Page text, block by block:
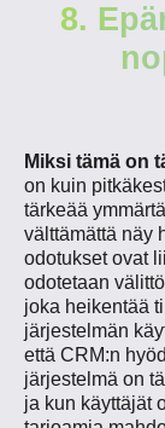
8.
Miksi tämä on
on kuin
tärkeää
välttämättä näy
odotukset ovat
odotetaan
joka heikentää
järjestelmän
että CRM:n
järjestelmä on
ja kun käyttäjät